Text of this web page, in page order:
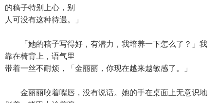
的稿子特别上心，别
人可没有这种待遇。」
「她的稿子写得好，有潜力，我培养一下怎么了？」我
靠在椅背上，语气里
带着一丝不耐烦，「金丽丽，你现在越来越敏感了。」
金丽丽咬着嘴唇，没有说话。她的手在桌面上无意识地